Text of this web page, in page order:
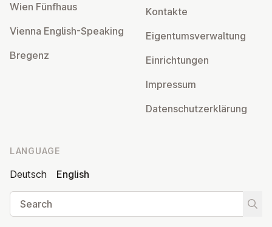
Wien Fünfhaus
Vienna English-Speaking
Bregenz
Kontakte
Ei­gentums­ver­wal­tung
Ein­rich­tun­gen
Impressum
Datens­chutzerklärung
LANGUAGE
Deutsch
English
Search